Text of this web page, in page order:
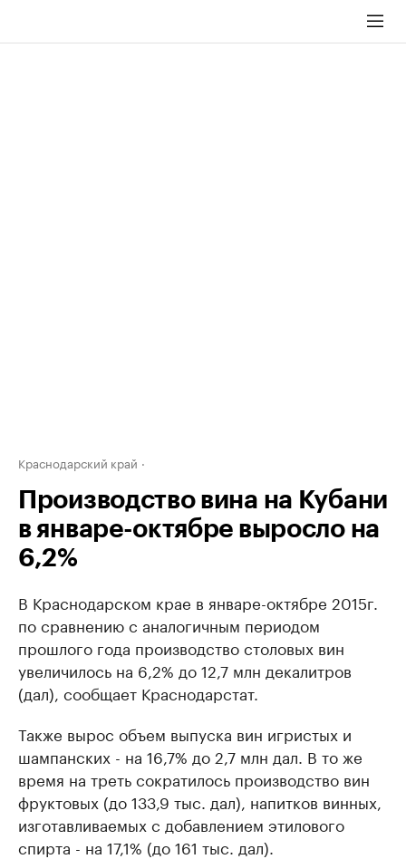
Краснодарский край
Производство вина на Кубани
в январе-октябре выросло на
6,2%
В Краснодарском крае в январе-октябре 2015г.
по сравнению с аналогичным периодом
прошлого года производство столовых вин
увеличилось на 6,2% до 12,7 млн декалитров
(дал), сообщает Краснодарстат.
Также вырос объем выпуска вин игристых и
шампанских - на 16,7% до 2,7 млн дал. В то же
время на треть сократилось производство вин
фруктовых (до 133,9 тыс. дал), напитков винных,
изготавливаемых с добавлением этилового
спирта - на 17,1% (до 161 тыс. дал).